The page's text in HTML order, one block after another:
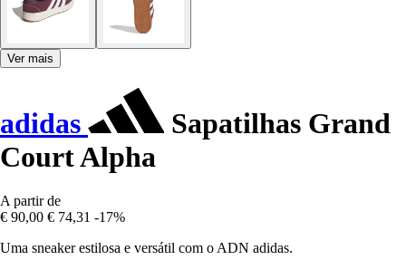
Ver mais
adidas
Sapatilhas Grand
Court Alpha
A partir de
€ 90,00 € 74,31 -17%
Uma sneaker estilosa e versátil com o ADN adidas.